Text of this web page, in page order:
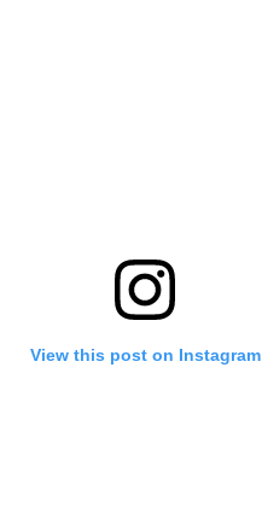
View this post on Instagram